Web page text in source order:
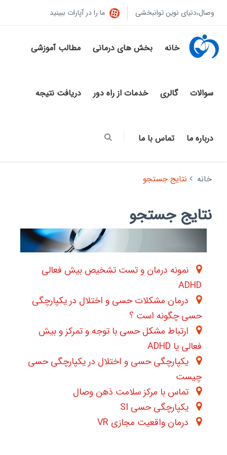
وصال،دنیای نوین توانبخشی ما را در آپارات ببینید
خانه بخش های درمانی مطالب آموزشی
سوالات گالری خدمات از راه دور دریافت نتیجه
درباره ما تماس با ما
خانه نتایج جستجو
نتایج جستجو
نمونه درمان و تست تشخیص بیش فعالی
ADHD
درمان مشکلات حسی و اختلال در یکپارچگی
حسی چگونه است ؟
ارتباط مشکل حسی با توجه و تمرکز و بیش
فعالی یا ADHD
یکپارچگی حسی و اختلال در یکپارچگی حسی
چیست
تماس با مرکز سلامت ذهن وصال
یکپارچگی حسی SI
درمان واقعیت مجازی VR